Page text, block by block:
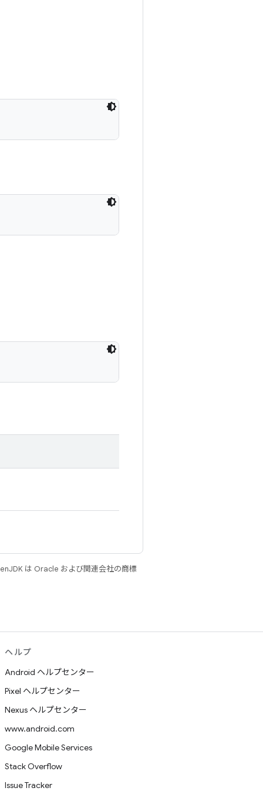
は Oracle および関連会社の商標
ヘルプ
Android ヘルプセンター
Pixel ヘルプセンター
Nexus ヘルプセンター
www.android.com
Google Mobile Services
Stack Overflow
Issue Tracker